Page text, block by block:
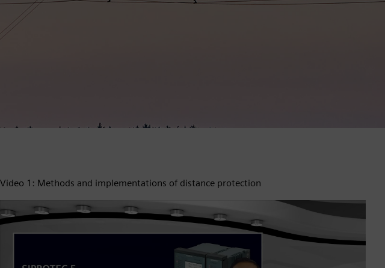
Video 1: Methods and implementations of distance protection